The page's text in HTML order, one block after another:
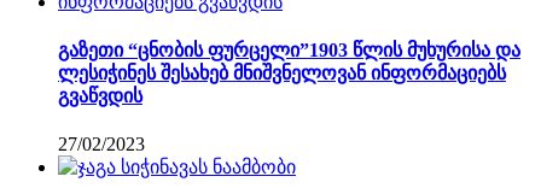
გაზეთი “ცნობის ფურცელი”1903 წლის მუხურისა და
ლესიჭინეს შესახებ მნიშვნელოვან ინფორმაციებს
გვაწვდის
27/02/2023